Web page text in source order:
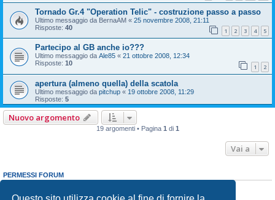
Tornado Gr.4 "Operation Telic" - costruzione passo a passo
Ultimo messaggio da BernaAM « 25 novembre 2008, 21:11
Risposte: 40 1 2 3 4 5
Partecipo al GB anche io???
Ultimo messaggio da Ale85 « 21 ottobre 2008, 12:34
Risposte: 10 1 2
apertura (almeno quella) della scatola
Ultimo messaggio da pitchup « 19 ottobre 2008, 11:29
Risposte: 5
Nuovo argomento
19 argomenti • Pagina 1 di 1
Vai a
PERMESSI FORUM
Non puoirispondere negli argomenti